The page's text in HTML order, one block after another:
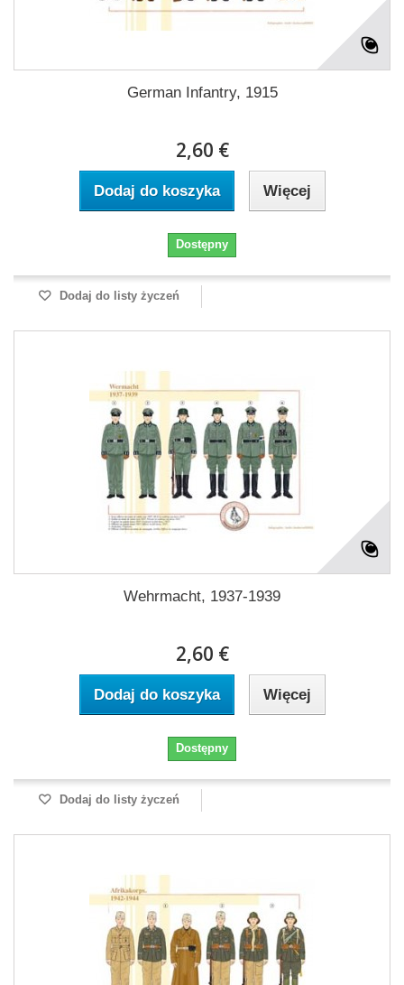
German Infantry, 1915
2,60 €
Dodaj do koszyka Więcej
Dostępny
Dodaj do listy życzeń
Wehrmacht, 1937-1939
2,60 €
Dodaj do koszyka Więcej
Dostępny
Dodaj do listy życzeń